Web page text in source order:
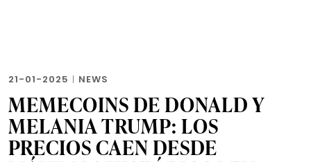
21-01-2025 | NEWS
MEMECOINS DE DONALD Y
MELANIA TRUMP: LOS
PRECIOS CAEN DESDE